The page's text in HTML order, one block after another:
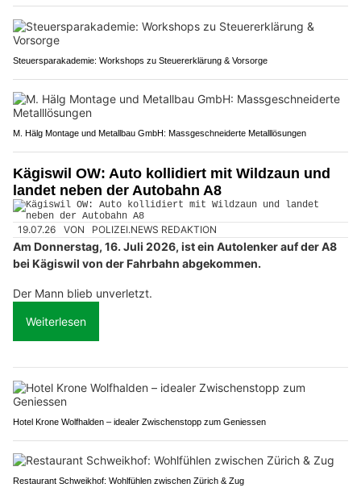
Steuersparakademie: Workshops zu Steuererklärung & Vorsorge
M. Hälg Montage und Metallbau GmbH: Massgeschneiderte Metalllösungen
Kägiswil OW: Auto kollidiert mit Wildzaun und
landet neben der Autobahn A8
19.07.26 VON POLIZEI.NEWS REDAKTION
Am Donnerstag, 16. Juli 2026, ist ein Autolenker auf der A8
bei Kägiswil von der Fahrbahn abgekommen.
Der Mann blieb unverletzt.
Weiterlesen
Hotel Krone Wolfhalden – idealer Zwischenstopp zum Geniessen
Restaurant Schweikhof: Wohlfühlen zwischen Zürich & Zug